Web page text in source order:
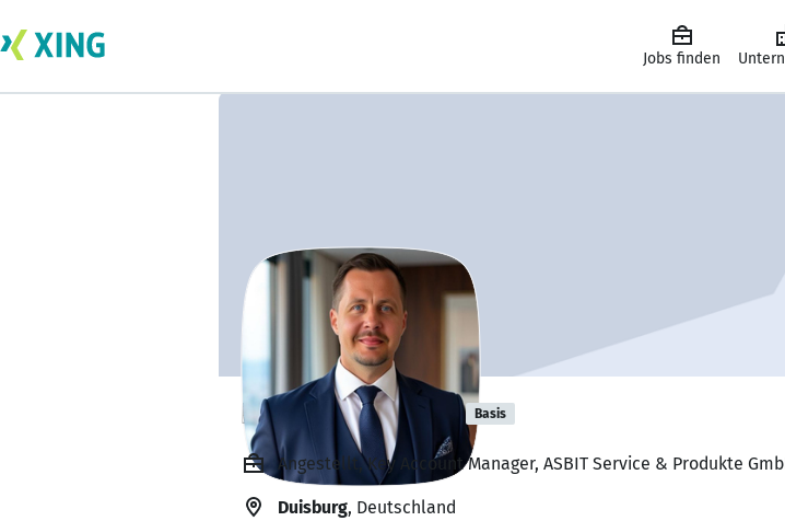
Jobs finden
Hendrik Nannig Basis
Angestellt, Key Account Manager, ASBIT Service & Produkte
Duisburg, Deutschland